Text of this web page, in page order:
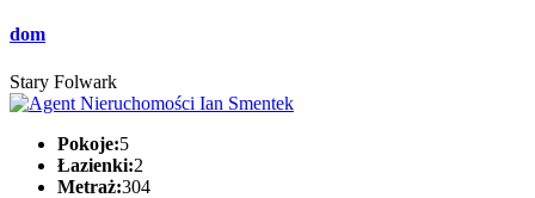
dom
Stary Folwark
Pokoje:5
Łazienki:2
Metraż:304